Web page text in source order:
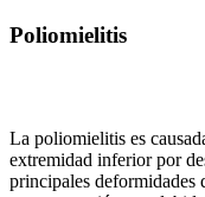
Poliomielitis
La poliomielitis es
extremidad inferior por
principales deformidades